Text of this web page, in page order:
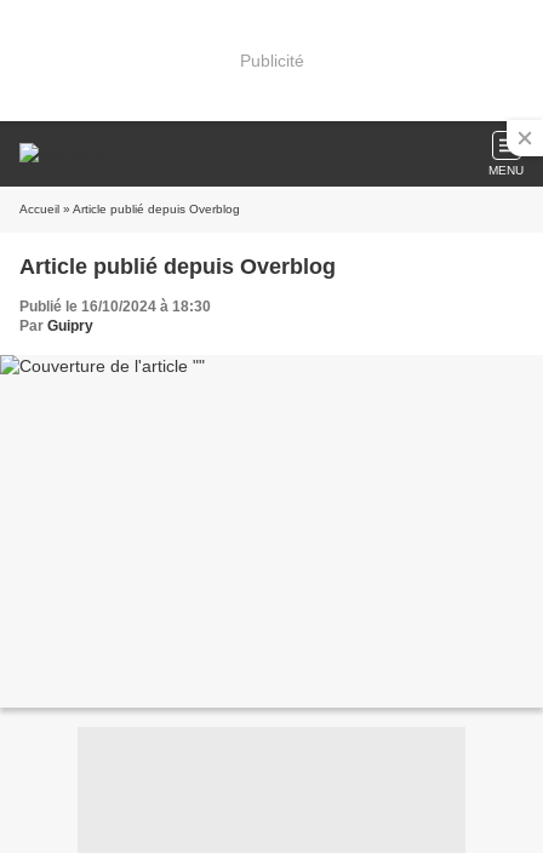
Publicité
MENU
Accueil » Article publié depuis Overblog
Article publié depuis Overblog
Publié le 16/10/2024 à 18:30
Par Guipry